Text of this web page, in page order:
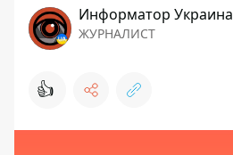
Информатор Украина
ЖУРНАЛИСТ
👍